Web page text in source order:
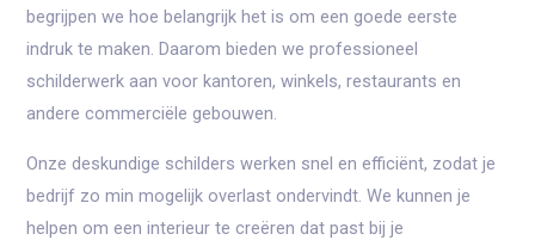
begrijpen we hoe belangrijk het is om een goede eerste
indruk te maken. Daarom bieden we professioneel
schilderwerk aan voor kantoren, winkels, restaurants en
andere commerciële gebouwen.
Onze deskundige schilders werken snel en efficiënt, zodat je
bedrijf zo min mogelijk overlast ondervindt. We kunnen je
helpen om een interieur te creëren dat past bij je